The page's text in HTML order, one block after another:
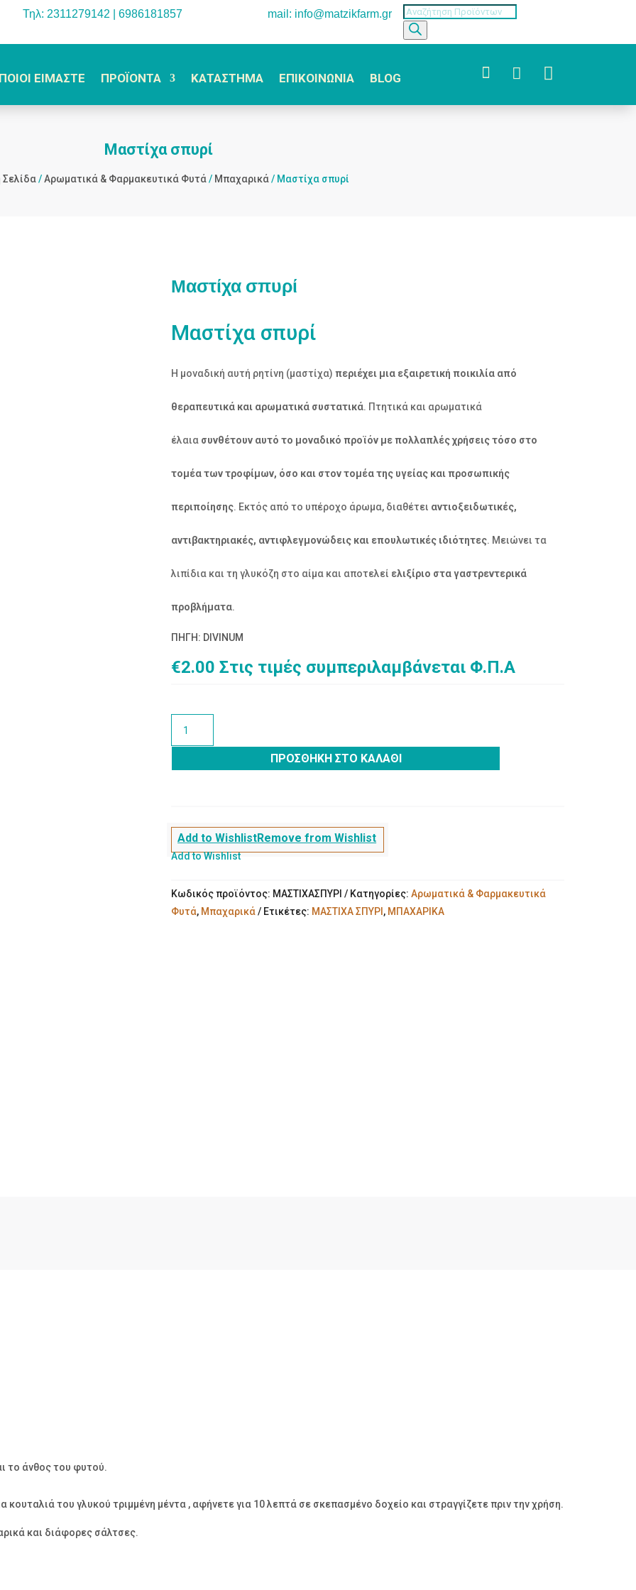
Τηλ: 2311279142 | 6986181857 mail: info@matzikfarm.gr
Products
search
ΠΟΙΟΙ ΕΙΜΑΣΤΕ ΠΡΟΪΟΝΤΑ ΚΑΤΑΣΤΗΜΑ ΕΠΙΚΟΙΝΩΝΙΑ BLOG   
Μαστίχα σπυρί
Σελίδα/Αρωματικά & Φαρμακευτικά Φυτά/ Μπαχαρικά/ Μαστίχα σπυρί
Μαστίχα σπυρί
Μαστίχα σπυρί
Η μοναδική αυτή ρητίνη (μαστίχα)περιέχει μια εξαιρετική ποικιλία από
θεραπευτικά και αρωματικά συστατικά. Πτητικά και αρωματικά
έλαια συνθέτουν αυτό το μοναδικό προϊόν με πολλαπλές χρήσεις τόσο στο
τομέα των τροφίμων, όσο και στον τομέα της υγείας και προσωπικής
περιποίησης. Εκτός από το υπέροχο άρωμα, διαθέτει αντιοξειδωτικές,
αντιβακτηριακές, αντιφλεγμονώδεις και επουλωτικές ιδιότητες. Μειώνει τα
λιπίδια και τη γλυκόζη στο αίμα και αποτελεί ελιξίριο στα γαστρεντερικά
προβλήματα.
ΠΗΓΗ: DIVINUM
€2.00 Στις τιμές συμπεριλαμβάνεται Φ.Π.Α
ΠΡΟΣΘΉΚΗ ΣΤΟ ΚΑΛΆΘΙ
Add to WishlistRemove from Wishlist
Add to Wishlist
Κωδικός προϊόντος: ΜΑΣΤΙΧΑΣΠΥΡΙ Κατηγορίες:Αρωματικά & Φαρμακευτικά
Φυτά, Μπαχαρικά Ετικέτες: ΜΑΣΤΙΧΑ ΣΠΥΡΙ , ΜΠΑΧΑΡΙΚΑ
το άνθος του φυτού.
κουταλιά του γλυκού τριμμένη μέντα , αφήνετε για 10 λεπτά σε σκεπασμένο δοχείο και στραγγίζετε πριν την χρήση.
και διάφορες σάλτσες.